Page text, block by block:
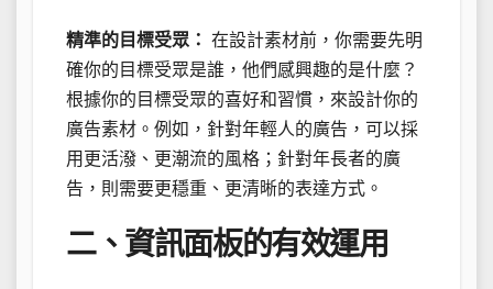
精準的目標受眾： 在設計素材前，你需要先明
確你的目標受眾是誰，他們感興趣的是什麼？
根據你的目標受眾的喜好和習慣，來設計你的
廣告素材。例如，針對年輕人的廣告，可以採
用更活潑、更潮流的風格；針對年長者的廣
告，則需要更穩重、更清晰的表達方式。
二、資訊面板的有效運用